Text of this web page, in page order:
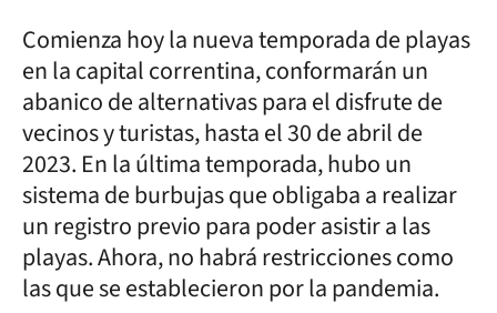
Comienza hoy la nueva temporada de playas
en la capital correntina, conformarán un
abanico de alternativas para el disfrute de
vecinos y turistas, hasta el 30 de abril de
2023. En la última temporada, hubo un
sistema de burbujas que obligaba a realizar
un registro previo para poder asistir a las
playas. Ahora, no habrá restricciones como
las que se establecieron por la pandemia.